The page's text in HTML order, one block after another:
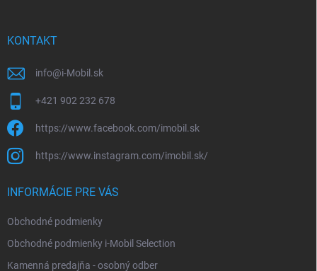
KONTAKT
info@i-Mobil.sk
+421 902 232 678
https://www.facebook.com/imobil.sk
https://www.instagram.com/imobil.sk/
INFORMÁCIE PRE VÁS
Obchodné podmienky
Obchodné podmienky i-Mobil Selection
Kamenná predajňa - osobný odber